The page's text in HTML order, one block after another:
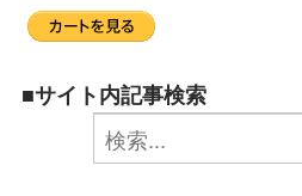
■サイト内記事検索